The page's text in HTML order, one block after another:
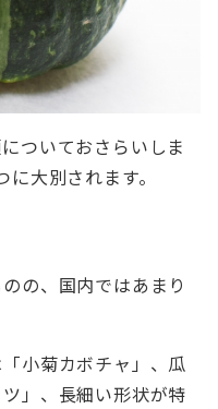
ついておさらいしま
大別されます。
の、国内ではあまり
小菊カボチャ」、瓜
」、長細い形状が特